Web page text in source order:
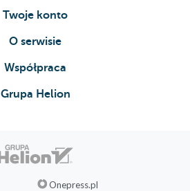
Twoje konto
O serwisie
Współpraca
Grupa Helion
Onepress.pl